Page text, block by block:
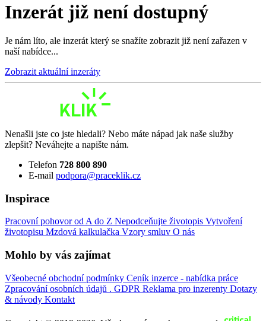
Inzerát již není dostupný
Je nám líto, ale inzerát který se snažíte zobrazit již není zařazen v
naší nabídce...
Zobrazit aktuální inzeráty
Nenašli jste co jste hledali? Nebo máte nápad jak naše služby
zlepšit? Neváhejte a napište nám.
Telefon 728 800 890
E-mail podpora@praceklik.cz
Inspirace
Pracovní pohovor od A do Z Nepodceňujte životopis Vytvoření
životopisu Mzdová kalkulačka Vzory smluv O nás
Mohlo by vás zajímat
Všeobecné obchodní podmínky Ceník inzerce - nabídka práce
Zpracování osobních údajů . GDPR Reklama pro inzerenty Dotazy
& návody Kontakt